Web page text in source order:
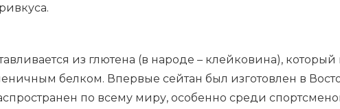
из глютена (в народе – клейковина), который
белком. Впервые сейтан был изготовлен в
по всему миру, особенно среди